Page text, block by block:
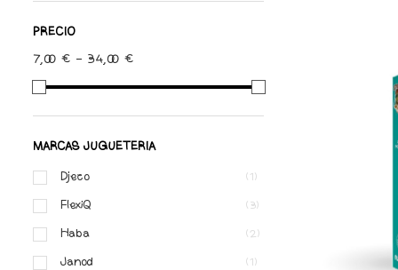
PRECIO
7,00 € - 34,00 €
MARCAS JUGUETERIA
Djeco (1)
FlexiQ (3)
Haba (2)
Janod (1)